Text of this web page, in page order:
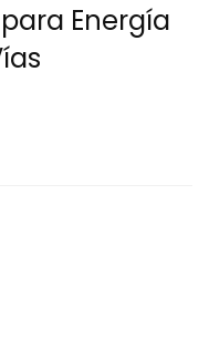
Energía